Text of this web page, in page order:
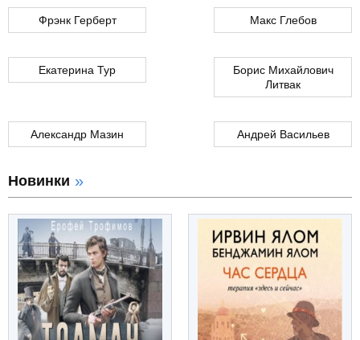
Фрэнк Герберт Макс Глебов
Екатерина Тур
Борис Михайлович
Литвак
Александр Мазин Андрей Васильев
Новинки